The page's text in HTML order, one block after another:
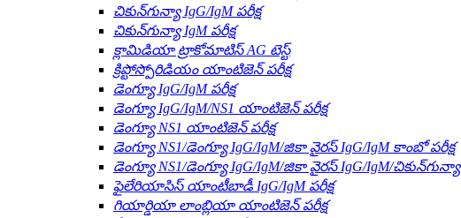
చికున్‌గున్యా IgG/IgM పరీక్ష
చికున్‌గున్యా IgM పరీక్ష
క్లామిడియా ట్రాకోమాటిస్ AG టెస్ట్
క్రిప్టోస్పోరిడియం యాంటిజెన్ పరీక్ష
డెంగ్యూ IgG/IgM పరీక్ష
డెంగ్యూ IgG/IgM/NS1 యాంటిజెన్ పరీక్ష
డెంగ్యూ NS1 యాంటిజెన్ పరీక్ష
డెంగ్యూ NS1/డెంగ్యూ IgG/IgM/జికా వైరస్ IgG/IgM కాంబో పరీక్ష
డెంగ్యూ NS1/డెంగ్యూ IgG/IgM/జికా వైరస్ IgG/IgM/చికున్‌గున్యా
ఫైలేరియాసిస్ యాంటీబాడీ IgG/IgM పరీక్ష
గియార్డియా లాంబ్లియా యాంటిజెన్ పరీక్ష